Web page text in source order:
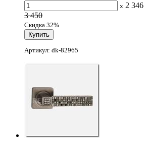
x 2 346
3 450
Скидка 32%
Артикул: dk-82965